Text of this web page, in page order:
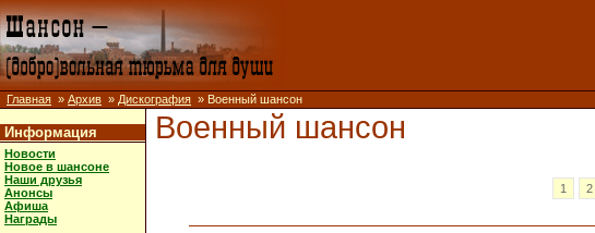
Главная » Архив » Дискография » Военный шансон
Информация
Новости
Новое в шансоне
Наши друзья
Анонсы
Афиша
Награды
Военный шансон
1 2